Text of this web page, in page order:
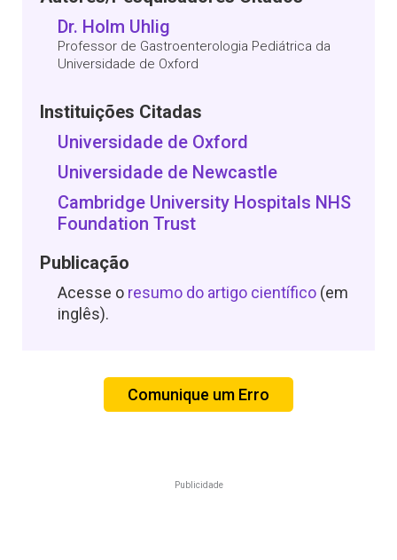
Dr. Holm Uhlig
Professor de Gastroenterologia Pediátrica da
Universidade de Oxford
Instituições Citadas
Universidade de Oxford
Universidade de Newcastle
Cambridge University Hospitals NHS
Foundation Trust
Publicação
Acesse o resumo do artigo científico (em
inglês).
Comunique um Erro
Publicidade